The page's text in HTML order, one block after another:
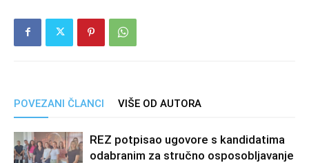
POVEZANI ČLANCI VIŠE OD AUTORA
REZ potpisao ugovore s kandidatima
odabranim za stručno osposobljavanje